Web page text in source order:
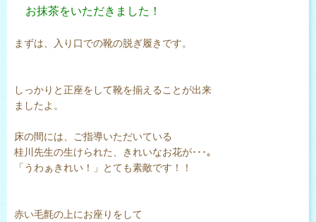
お抹茶をいただきました！
まずは、入り口での靴の脱ぎ履きです。
しっかりと正座をして靴を揃えることが出来
ましたよ。
床の間には、ご指導いただいている
桂川先生の生けられた、きれいなお花が･･･｡
「うわぁきれい！」とても素敵です！！
赤い毛氈の上にお座りをして